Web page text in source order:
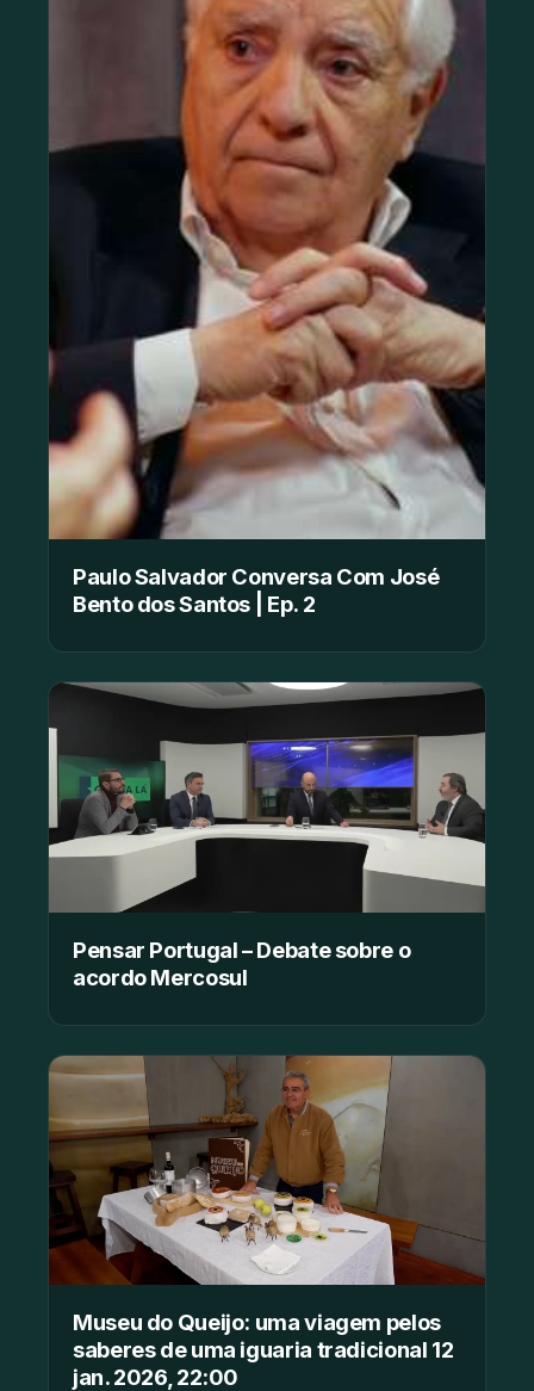
Paulo Salvador Conversa Com José
Bento dos Santos | Ep. 2
Pensar Portugal – Debate sobre o
acordo Mercosul
Museu do Queijo: uma viagem pelos
saberes de uma iguaria tradicional 12
jan. 2026, 22:00